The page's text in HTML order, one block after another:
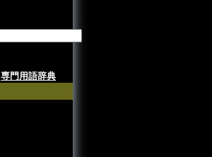
専門用語辞典